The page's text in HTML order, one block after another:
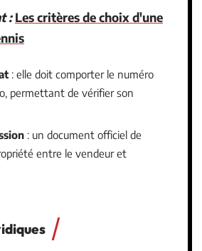
: Les critères de choix d'une
: elle doit comporter le numéro
permettant de vérifier son
: un document officiel de
entre le vendeur et